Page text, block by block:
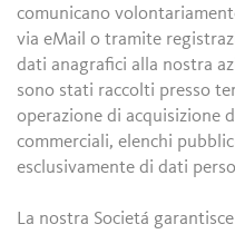
comunicano
via eMail o tramite
dati anagrafici alla nostra
sono stati raccolti presso
operazione di acquisizione
commerciali, elenchi
esclusivamente di dati
La nostra Societá